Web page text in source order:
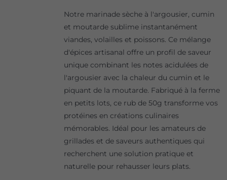
Notre marinade sèche à l'argousier, cumin
et moutarde sublime instantanément
viandes, volailles et poissons. Ce mélange
d'épices artisanal offre un profil de saveur
unique combinant les notes acidulées de
l'argousier avec la chaleur du cumin et le
piquant de la moutarde. Fabriqué à la ferme
en petits lots, ce rub de 50g transforme vos
protéines en créations culinaires
mémorables. Idéal pour les amateurs de
grillades et de saveurs authentiques qui
recherchent une solution pratique et
naturelle pour rehausser leurs plats.